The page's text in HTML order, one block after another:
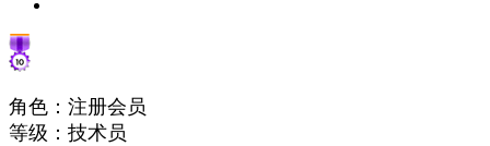
角色：注册会员
等级：技术员